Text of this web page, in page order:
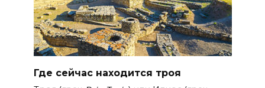
Где сейчас находится троя